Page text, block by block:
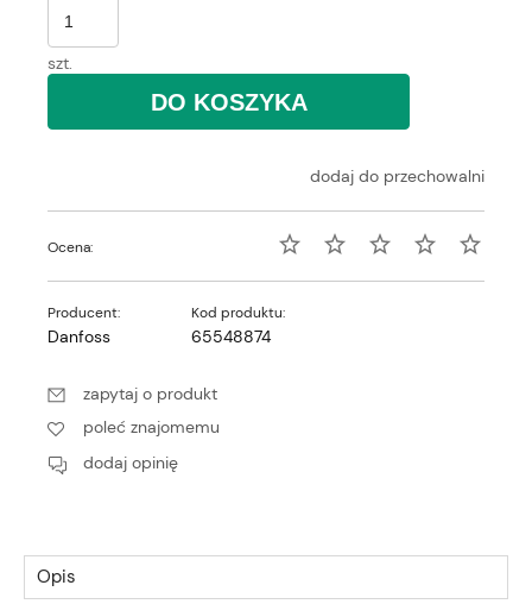
szt.
DO KOSZYKA
dodaj do przechowalni
Ocena:
Producent:
Danfoss
Kod produktu:
65548874
zapytaj o produkt
poleć znajomemu
dodaj opinię
Opis